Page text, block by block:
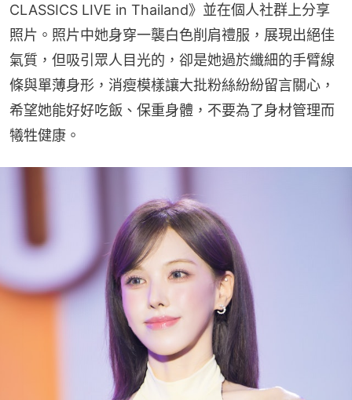
CLASSICS LIVE in Thailand》並在個人社群上分享
照片。照片中她身穿一襲白色削肩禮服，展現出絕佳
氣質，但吸引眾人目光的，卻是她過於纖細的手臂線
條與單薄身形，消瘦模樣讓大批粉絲紛紛留言關心，
希望她能好好吃飯、保重身體，不要為了身材管理而
犧牲健康。